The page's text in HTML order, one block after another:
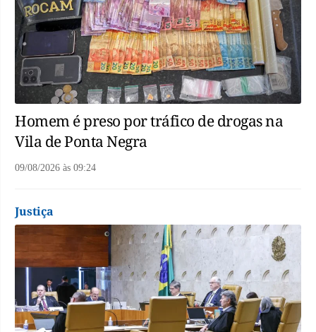
Homem é preso por tráfico de drogas na
Vila de Ponta Negra
09/08/2026 às 09:24
Justiça